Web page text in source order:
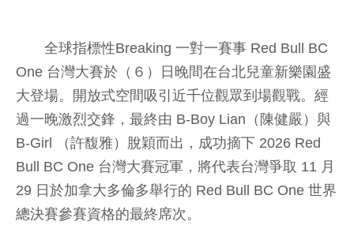
全球指標性Breaking 一對一賽事 Red Bull BC
One 台灣大賽於（６）日晚間在台北兒童新樂園盛
大登場。開放式空間吸引近千位觀眾到場觀戰。經
過一晚激烈交鋒，最終由 B-Boy Lian（陳健嚴）與
B-Girl （許馥雅）脫穎而出，成功摘下 2026 Red
Bull BC One 台灣大賽冠軍，將代表台灣爭取 11 月
29 日於加拿大多倫多舉行的 Red Bull BC One 世界
總決賽參賽資格的最終席次。